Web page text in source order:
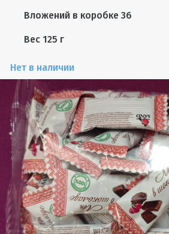
Вложений в коробке 36
Вес 125 г
Нет в наличии